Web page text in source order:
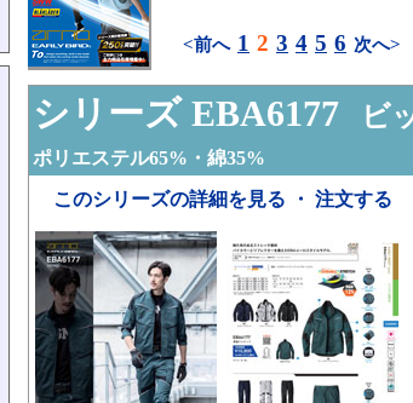
<前へ 1 2 3 4 5 6 次へ>
シリーズ EBA6177 ビ
ポリエステル65%・綿35%
このシリーズの詳細を見る ・ 注文する